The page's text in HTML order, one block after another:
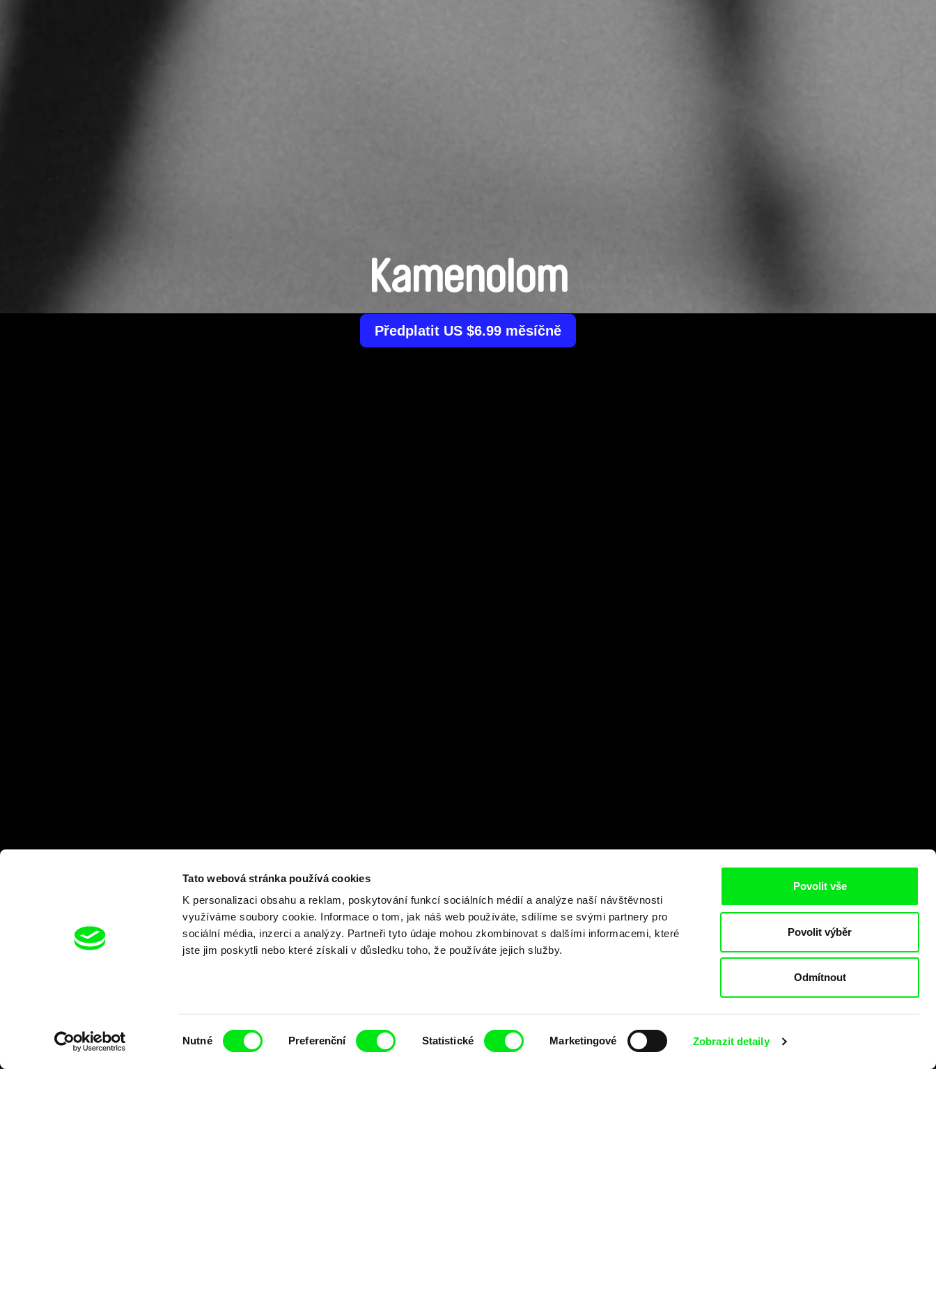
Tato webová stránka používá cookies
K personalizaci obsahu a reklam, poskytování funkcí sociálních médií a analýze naší návštěvnosti
využíváme soubory cookie. Informace o tom, jak náš web používáte, sdílíme se svými partnery pro
sociální média, inzerci a analýzy. Partneři tyto údaje mohou zkombinovat s dalšími informacemi, které
jste jim poskytli nebo které získali v důsledku toho, že používáte jejich služby.
Nutné Preferenční Statistické Marketingové Zobrazit detaily
Povolit vše
Povolit výběr
Odmítnout
Kamenolom
Předplatit US $6.99 měsíčně